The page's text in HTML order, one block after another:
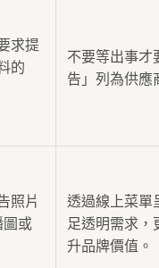
求提
的
不要等出事才
告」列為供應
照片
圖或
透過線上菜單
足透明需求，
升品牌價值。